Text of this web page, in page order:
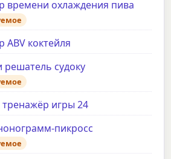
времени охлаждения пива
ABV коктейля
решатель судоку
игры 24
пикросс